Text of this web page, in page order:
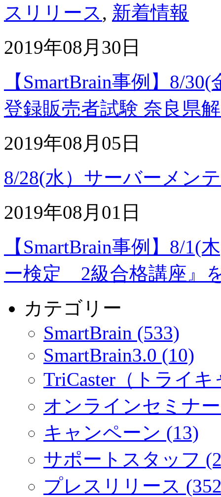
スリリース, 新着情報
2019年08月30日
【SmartBrain事例】8/
登録販売者試験 奈良県
2019年08月05日
8/28(水）サーバーメン
2019年08月01日
【SmartBrain事例】8/
ー検定 2級合格講座』
カテゴリー
SmartBrain (533)
SmartBrain3.0 (10)
TriCaster（トライ
オンラインセミナ
キャンペーン (13)
サポートスタッフ
プレスリリース